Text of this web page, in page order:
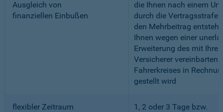
Ausgleich von
finanziellen Einbußen
die Ihnen nach einem
durch die Vertragsstrafe
den Mehrbeitrag
Ihnen wegen einer
Erweiterung des mit
Versicherer vereinbarten
Fahrerkreises in
gestellt wird
flexibler Zeitraum
1, 2 oder 3 Tage bzw.